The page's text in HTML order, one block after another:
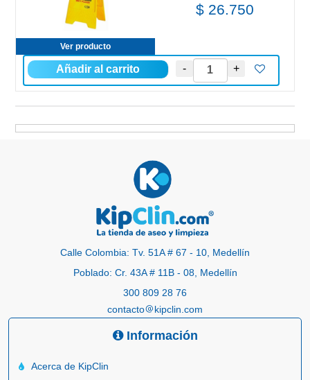
Ver producto
$ 26.750
Calle Colombia: Tv. 51A # 67 - 10, Medellín
Poblado: Cr. 43A # 11B - 08, Medellín
300 809 28 76
contacto
kipclin.com
Información
Acerca de KipClin